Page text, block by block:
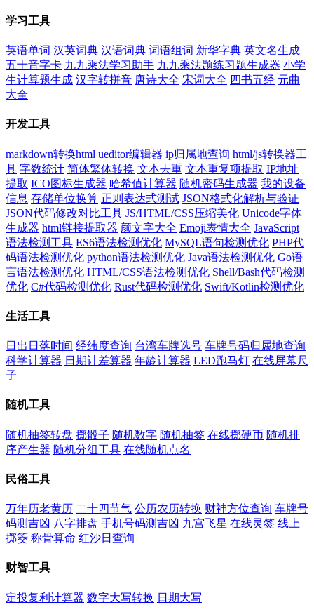
学习工具
英语单词 汉英词典 汉语词典 词语组词 新华字典 英文名生成
五十音字卡 九九乘法学习助手 九九乘法题练习题生成器 小学
生计算题生成 汉字转拼音 唐诗大全 宋词大全 四书五经 元曲
大全
开发工具
markdown转换html ueditor编辑器 ip归属地查询 html/js转换器工
具 字数统计 简体繁体转换 文本去重 文本重复项提取 IP地址
提取 ICO图标生成器 哈希值计算器 随机密码生成器 我的设备
信息 存储单位换算 正则表达式测试 JSON格式化解析与验证
JSON代码修改对比工具 JS/HTML/CSS压缩美化 Unicode字体
生成器 html链接提取器 颜文字大全 Emoji表情大全 JavaScript
语法检测工具 ES6语法检测优化 MySQL语句检测优化 PHP代
码语法检测优化 python语法检测优化 Java语法检测优化 Go语
言语法检测优化 HTML/CSS语法检测优化 Shell/Bash代码检测
优化 C#代码检测优化 Rust代码检测优化 Swift/Kotlin检测优化
生活工具
日出日落时间 经纬度查询 台湾车牌选号 车牌号码归属地查询
科学计算器 日期计差算器 年龄计算器 LED跑马灯 在线屏幕尺
子
随机工具
随机抽签转盘 掷骰子 随机数字 随机抽签 在线掷硬币 随机排
序产生器 随机分组工具 在线随机点名
民俗工具
万年历老黄历 二十四节气 公历农历转换 财神方位查询 车牌号
码测吉凶 八字排盘 手机号码测吉凶 九宫飞星 在线灵签 线上
掷筊 称骨算命 红沙日查询
财智工具
定投复利计算器 数字大写转换 日期大写